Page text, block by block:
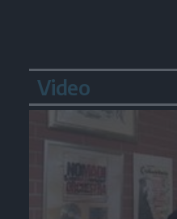
Video